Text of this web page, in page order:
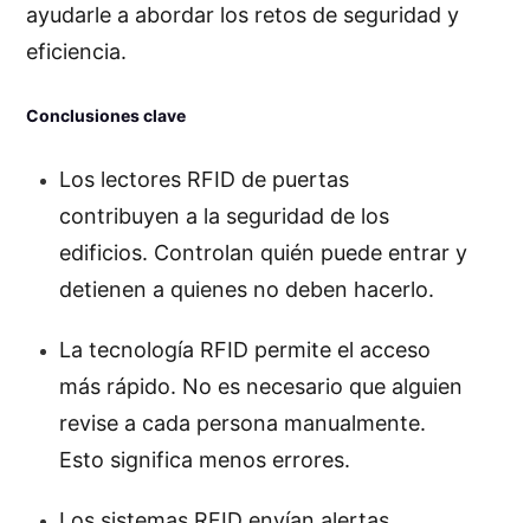
ayudarle a abordar los retos de seguridad y
eficiencia.
Conclusiones clave
Los lectores RFID de puertas
contribuyen a la seguridad de los
edificios. Controlan quién puede entrar y
detienen a quienes no deben hacerlo.
La tecnología RFID permite el acceso
más rápido. No es necesario que alguien
revise a cada persona manualmente.
Esto significa menos errores.